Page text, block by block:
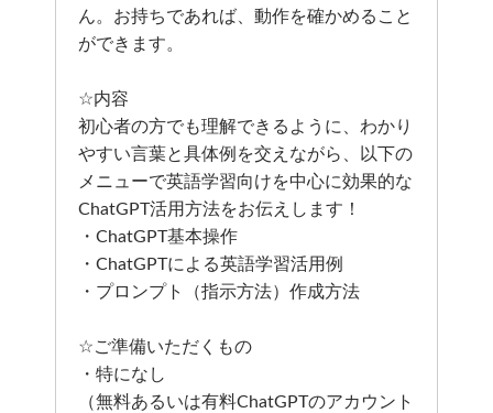
ん。お持ちであれば、動作を確かめること
ができます。
☆内容
初心者の方でも理解できるように、わかり
やすい言葉と具体例を交えながら、以下の
メニューで英語学習向けを中心に効果的な
ChatGPT活用方法をお伝えします！
・ChatGPT基本操作
・ChatGPTによる英語学習活用例
・プロンプト（指示方法）作成方法
☆ご準備いただくもの
・特になし
（無料あるいは有料ChatGPTのアカウント